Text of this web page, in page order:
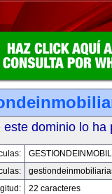
este dominio lo ha
22 caracteres